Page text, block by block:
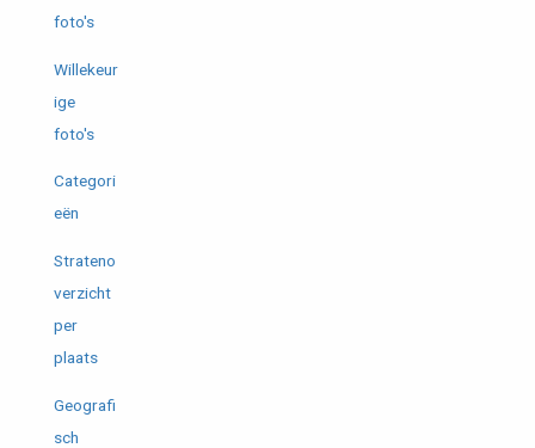
foto's
Willekeur
ige
foto's
Categori
eën
Strateno
verzicht
per
plaats
Geografi
sch